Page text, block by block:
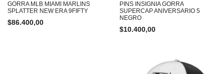
GORRA MLB MIAMI MARLINS
SPLATTER NEW ERA 9FIFTY
$86.400,00
PINS INSIGNIA GORRA
SUPERCAP ANIVERSARIO 5
NEGRO
$10.400,00